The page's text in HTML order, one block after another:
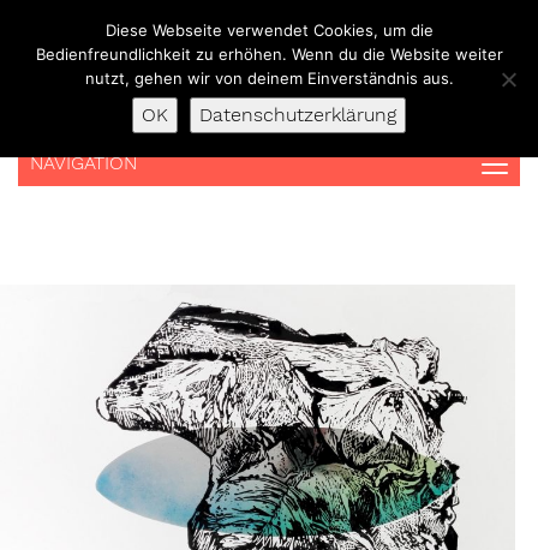
NAVIGATION
Diese Webseite verwendet Cookies, um die
Bedienfreundlichkeit zu erhöhen. Wenn du die Website weiter
nutzt, gehen wir von deinem Einverständnis aus.
OK Datenschutzerklärung